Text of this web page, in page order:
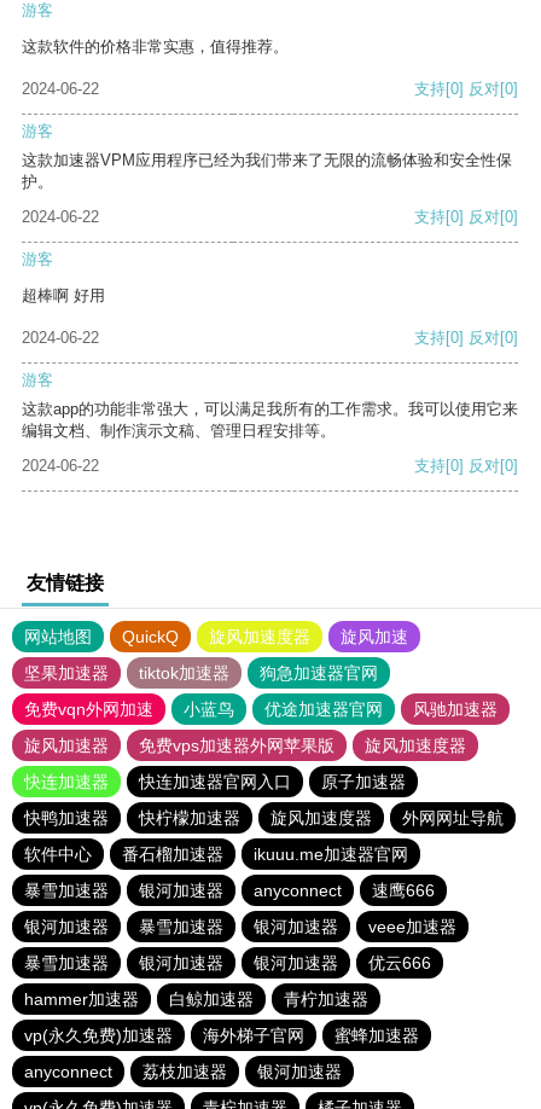
游客
这款软件的价格非常实惠，值得推荐。
2024-06-22 支持[0] 反对[0]
游客
这款加速器VPM应用程序已经为我们带来了无限的流畅体验和安全性保
护。
2024-06-22
支持[0] 反对[0]
游客
超棒啊 好用
2024-06-22 支持[0] 反对[0]
游客
这款app的功能非常强大，可以满足我所有的工作需求。我可以使用它来
编辑文档、制作演示文稿、管理日程安排等。
2024-06-22
支持[0] 反对[0]
友情链接
网站地图 QuickQ 旋风加速度器
旋风加速
坚果加速器
tiktok加速器
狗急加速器官网
免费vqn外网加速
小蓝鸟 优途加速器官网
风驰加速器
旋风加速器
免费vps加速器外网苹果版
旋风加速度器
快连加速器
快连加速器官网入口
原子加速器
快鸭加速器
快柠檬加速器 旋风加速度器
外网网址导航
软件中心
番石榴加速器
ikuuu.me加速器官网
暴雪加速器
银河加速器 anyconnect
速鹰666
银河加速器
暴雪加速器 银河加速器
veee加速器
暴雪加速器
银河加速器 银河加速器
优云666
hammer加速器
白鲸加速器
青柠加速器
vp(永久免费)加速器
海外梯子官网
蜜蜂加速器
anyconnect
荔枝加速器
银河加速器